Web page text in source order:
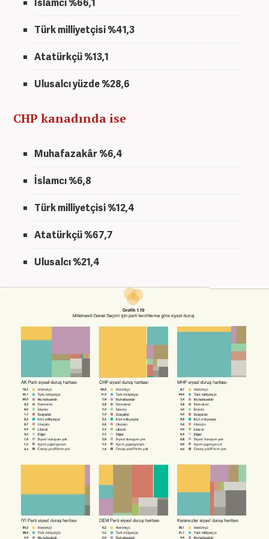
Türk milliyetçisi %41,3
Atatürkçü %13,1
Ulusalcı yüzde %28,6
CHP kanadında ise
Muhafazakâr %6,4
İslamcı %6,8
Türk milliyetçisi %12,4
Atatürkçü %67,7
Ulusalcı %21,4